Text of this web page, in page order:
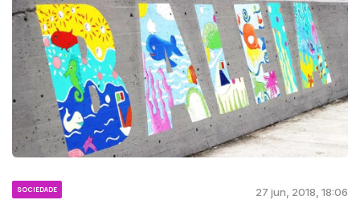
SOCIEDADE 27 jun, 2018, 18:06